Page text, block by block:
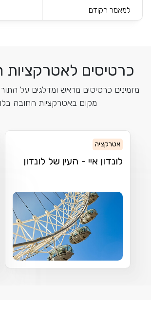
למאמר הקודם
כרטיסים לאטרקציות
מזמינים כרטיסים מראש ומדלגים על
מקום באטרקציות החובה
אטרקציה
לונדון איי - העין של לונדון